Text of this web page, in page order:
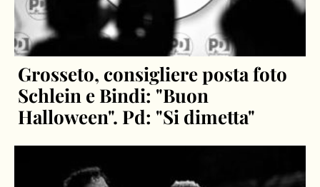
Grosseto, consigliere posta foto
Schlein e Bindi: "Buon
Halloween". Pd: "Si dimetta"